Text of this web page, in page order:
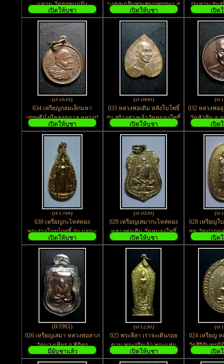
แหวน วัดดอยแม่ปั๋ง
จ.เชียงใหม่
เปิดให้บูชา
มงคลเฉลิมพระชนมพรรษา ๕
รอบ 12 สิงหาคม สร้างปี 2535
เปิดให้บูชา
ปู่แหวน รุ่นส
ดอยแม่ปั๋ง
เปิด
(0/1639)
034 เหรียญกลมเล็กมหา
เศรษฐีมั่งมีตลอดกาล หลวงปู่
แหวน เนื้อทองแดง สวยคม
เปิดให้บูชา
(0/1690)
033 หลวงพ่อเดิม หลังใบโพธิ์
รุ่น สร้างศาลเจ้าวัดหนองโพธิ์
เสาร์ ๕ ปี 2536
เปิดให้บูชา
(0/
032 หลวงพ่อ
วัดหัวหิน จ.อ
พ
เปิด
(0/1704)
030 เหรียญกะไหล่ทอง
พระร่วงโรจน์ฤทธิ์ รุ่น บูรณะ
องค์พระปฐมเจดีย์
เปิดให้บูชา
(0/1659)
029 เหรียญเสมากะไหล่ทอง
หลวงพ่อเดิม วัดหนองโพธิ์
อ.ตาคลี จ.นครสวรรค์
เปิดให้บูชา
(0/
028 เหรียญใ
ศุข วัดปากค
กะไหล่ท
เปิด
(0/1961)
026 เหรียญเสมา หลวงพ่อลาภ
วัดบางเพียร จ.พิจิตร
มีผู้บูชาแล้ว
(0/1230)
025 พระลีลา เราจะเดินรอย
ตาม พระอริยเจ้า พระแท่น
ศิลาอาสน์ พิมพ์เล็ก
เปิดให้บูชา
(0/
024 เหรียญ
วัดสิริจันทรนิ
เขา
เปิด